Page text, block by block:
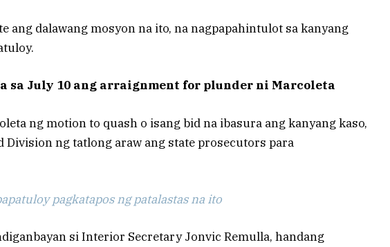
ang dalawang mosyon na ito, na nagpapahintulot sa kanyang
sa July 10 ang arraignment for plunder ni Marcoleta
ng motion to quash o isang bid na ibasura ang kanyang kaso,
Division ng tatlong araw ang state prosecutors para
pagkatapos ng patalastas na ito
si Interior Secretary Jonvic Remulla, handang